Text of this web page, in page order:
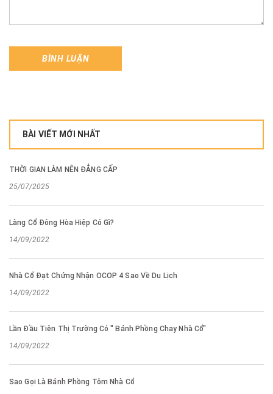
BÌNH LUẬN
BÀI VIẾT MỚI NHẤT
THỜI GIAN LÀM NÊN ĐẲNG CẤP
25/07/2025
Làng Cổ Đông Hòa Hiệp Có Gì?
14/09/2022
Nhà Cổ Đạt Chứng Nhận OCOP 4 Sao Về Du Lịch
14/09/2022
Lần Đầu Tiên Thị Trường Có " Bánh Phồng Chay Nhà Cổ"
14/09/2022
Sao Gọi Là Bánh Phồng Tôm Nhà Cổ